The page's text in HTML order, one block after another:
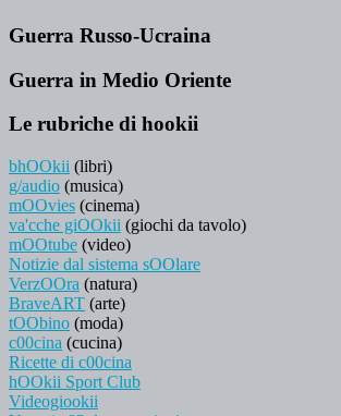
Guerra Russo-Ucraina
Guerra in Medio Oriente
Le rubriche di hookii
bhOOkii (libri)
g/audio (musica)
mOOvies (cinema)
va'cche giOOkii (giochi da tavolo)
mOOtube (video)
Notizie dal sistema sOOlare
VerzOOra (natura)
BraveART (arte)
tOObino (moda)
c00cina (cucina)
Ricette di c00cina
hOOkii Sport Club
Videogiookii